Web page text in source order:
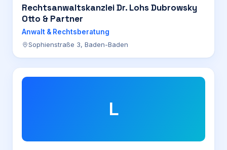
Rechtsanwaltskanzlei Dr. Lohs Dubrowsky
Otto & Partner
Anwalt & Rechtsberatung
Sophienstraße 3, Baden-Baden
L